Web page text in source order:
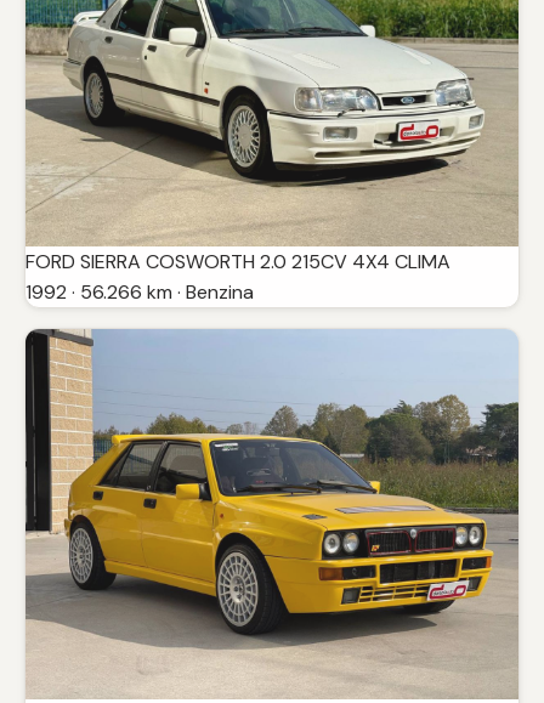
FORD SIERRA COSWORTH 2.0 215CV 4X4 CLIMA
1992 · 56.266 km · Benzina